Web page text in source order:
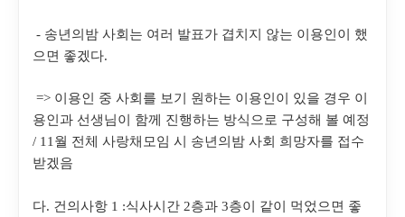
- 송년의밤 사회는 여러 발표가 겹치지 않는 이용인이 했
으면 좋겠다.
=> 이용인 중 사회를 보기 원하는 이용인이 있을 경우 이
용인과 선생님이 함께 진행하는 방식으로 구성해 볼 예정
/ 11 월 전체 사랑채모임 시 송년의밤 사회 희망자를 접수
받겠음
다. 건의사항 1 :식사시간 2층과 3층이 같이 먹었으면 좋